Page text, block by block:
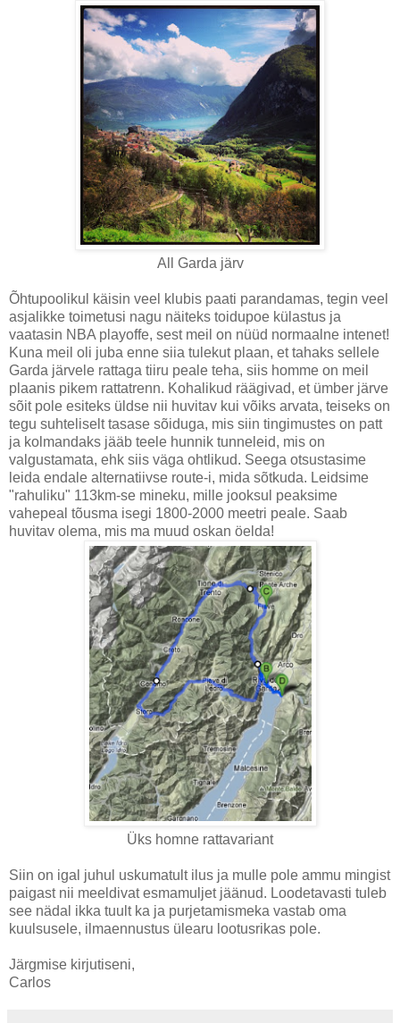
All Garda järv
Õhtupoolikul käisin veel klubis paati parandamas, tegin veel
asjalikke toimetusi nagu näiteks toidupoe külastus ja
vaatasin NBA playoffe, sest meil on nüüd normaalne intenet!
Kuna meil oli juba enne siia tulekut plaan, et tahaks sellele
Garda järvele rattaga tiiru peale teha, siis homme on meil
plaanis pikem rattatrenn. Kohalikud räägivad, et ümber järve
sõit pole esiteks üldse nii huvitav kui võiks arvata, teiseks on
tegu suhteliselt tasase sõiduga, mis siin tingimustes on patt
ja kolmandaks jääb teele hunnik tunneleid, mis on
valgustamata, ehk siis väga ohtlikud. Seega otsustasime
leida endale alternatiivse route-i, mida sõtkuda. Leidsime
"rahuliku" 113km-se mineku, mille jooksul peaksime
vahepeal tõusma isegi 1800-2000 meetri peale. Saab
huvitav olema, mis ma muud oskan öelda!
Üks homne rattavariant
Siin on igal juhul uskumatult ilus ja mulle pole ammu mingist
paigast nii meeldivat esmamuljet jäänud. Loodetavasti tuleb
see nädal ikka tuult ka ja purjetamismeka vastab oma
kuulsusele, ilmaennustus ülearu lootusrikas pole.
Järgmise kirjutiseni,
Carlos